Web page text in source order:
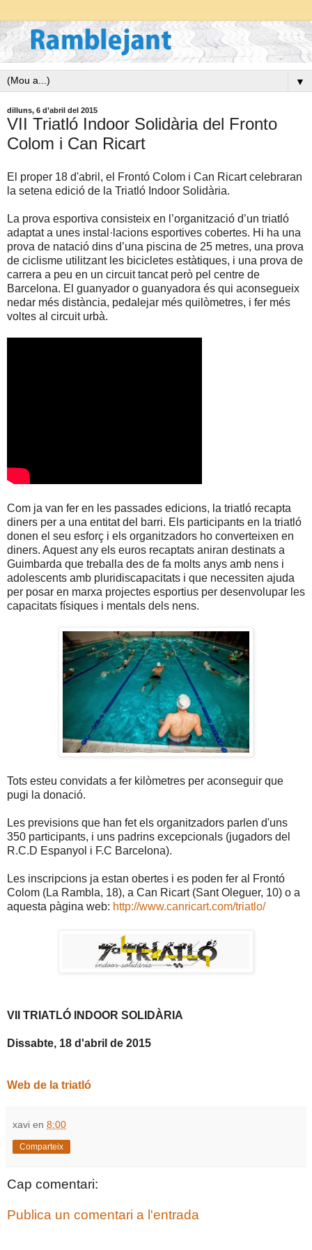
▼
dilluns, 6 d’abril del 2015
VII Triatló Indoor Solidària del Fronto
Colom i Can Ricart
El proper 18 d'abril, el Frontó Colom i Can Ricart celebraran
la setena edició de la Triatló Indoor Solidària.
La prova esportiva consisteix en l’organització d’un triatló
adaptat a unes instal·lacions esportives cobertes. Hi ha una
prova de natació dins d’una piscina de 25 metres, una prova
de ciclisme utilitzant les bicicletes estàtiques, i una prova de
carrera a peu en un circuit tancat però pel centre de
Barcelona. El guanyador o guanyadora és qui aconsegueix
nedar més distància, pedalejar més quilòmetres, i fer més
voltes al circuit urbà.
Com ja van fer en les passades edicions, la triatló recapta
diners per a una entitat del barri. Els participants en la triatló
donen el seu esforç i els organitzadors ho converteixen en
diners. Aquest any els euros recaptats aniran destinats a
Guimbarda que treballa des de fa molts anys amb nens i
adolescents amb pluridiscapacitats i que necessiten ajuda
per posar en marxa projectes esportius per desenvolupar les
capacitats físiques i mentals dels nens.
Tots esteu convidats a fer kilòmetres per aconseguir que
pugi la donació.
Les previsions que han fet els organitzadors parlen d'uns
350 participants, i uns padrins excepcionals (jugadors del
R.C.D Espanyol i F.C Barcelona).
Les inscripcions ja estan obertes i es poden fer al Frontó
Colom (La Rambla, 18), a Can Ricart (Sant Oleguer, 10) o a
aquesta pàgina web: http://www.canricart.com/triatlo/
VII TRIATLÓ INDOOR SOLIDÀRIA
Dissabte, 18 d'abril de 2015
Web de la triatló
xavi en 8:00
Comparteix
Cap comentari:
Publica un comentari a l'entrada